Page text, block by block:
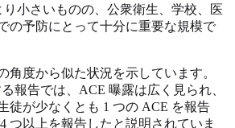
小さいものの、公衆衛生、学校、医
の予防にとって十分に重要な規模で
角度から似た状況を示しています。
報告では、ACE 曝露は広く見られ、
徒が少なくとも 1 つの ACE を報告
つ以上を報告したと説明されていま